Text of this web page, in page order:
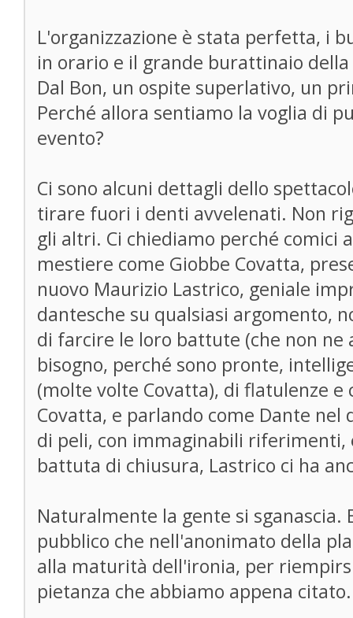
L'organizzazione è stata perfetta, i
in orario e il grande burattinaio
Dal Bon, un ospite superlativo, un
Perché allora sentiamo la voglia di
evento?
Ci sono alcuni dettagli dello
tirare fuori i denti avvelenati. Non
gli altri. Ci chiediamo perché comici
mestiere come Giobbe Covatta,
nuovo Maurizio Lastrico, geniale
dantesche su qualsiasi argomento,
di farcire le loro battute (che non ne
bisogno, perché sono pronte,
(molte volte Covatta), di flatulenze e
Covatta, e parlando come Dante nel
di peli, con immaginabili riferimenti,
battuta di chiusura, Lastrico ci ha
Naturalmente la gente si sganascia.
pubblico che nell'anonimato della
alla maturità dell'ironia, per
pietanza che abbiamo appena citato.